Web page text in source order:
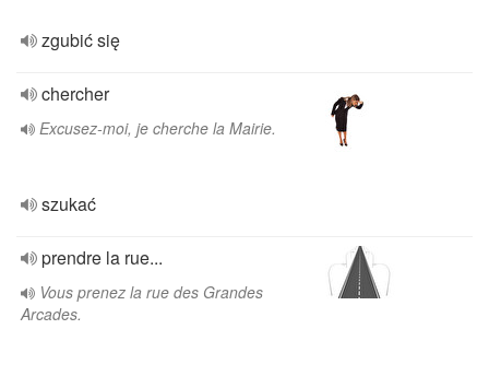
zgubić się
chercher
Excusez-moi, je cherche la Mairie.
szukać
prendre la rue...
Vous prenez la rue des Grandes
Arcades.